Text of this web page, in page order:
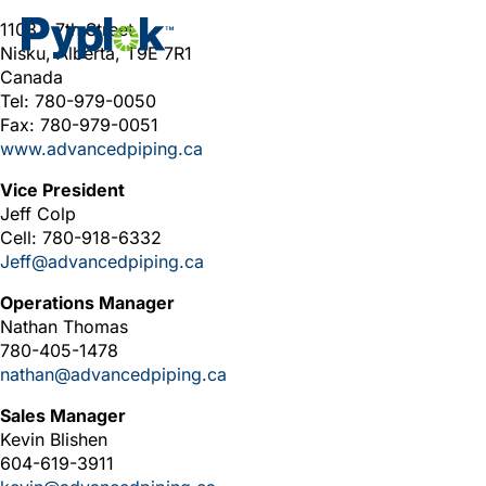
1103 - 7th Street
Nisku, Alberta, T9E 7R1
Canada
Tel: 780-979-0050
Fax: 780-979-0051
www.advancedpiping.ca
Vice President
Jeff Colp
Cell: 780-918-6332
Jeff@advancedpiping.ca
Operations Manager
Nathan Thomas
780-405-1478
nathan@advancedpiping.ca
Sales Manager
Kevin Blishen
604-619-3911